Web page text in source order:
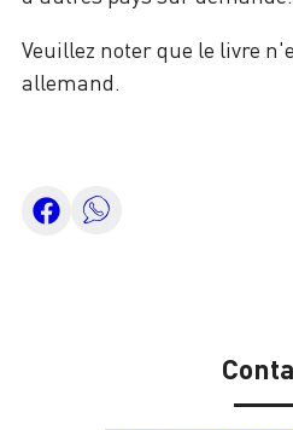
Veuillez noter que le livre
allemand.